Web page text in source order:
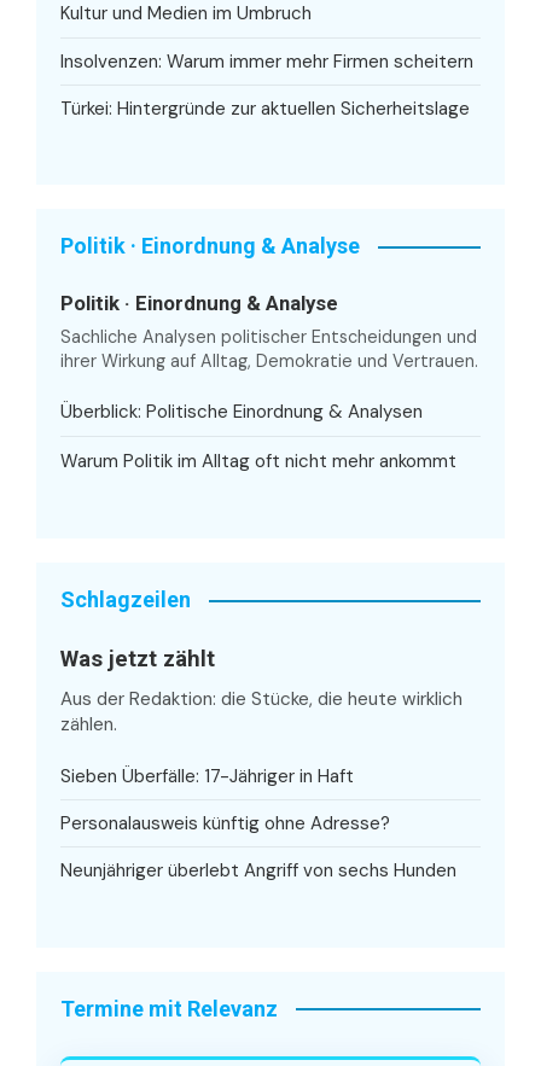
Kultur und Medien im Umbruch
Insolvenzen: Warum immer mehr Firmen scheitern
Türkei: Hintergründe zur aktuellen Sicherheitslage
Politik · Einordnung & Analyse
Politik · Einordnung & Analyse
Sachliche Analysen politischer Entscheidungen und
ihrer Wirkung auf Alltag, Demokratie und Vertrauen.
Überblick: Politische Einordnung & Analysen
Warum Politik im Alltag oft nicht mehr ankommt
Schlagzeilen
Was jetzt zählt
Aus der Redaktion: die Stücke, die heute wirklich
zählen.
Sieben Überfälle: 17-Jähriger in Haft
Personalausweis künftig ohne Adresse?
Neunjähriger überlebt Angriff von sechs Hunden
Termine mit Relevanz